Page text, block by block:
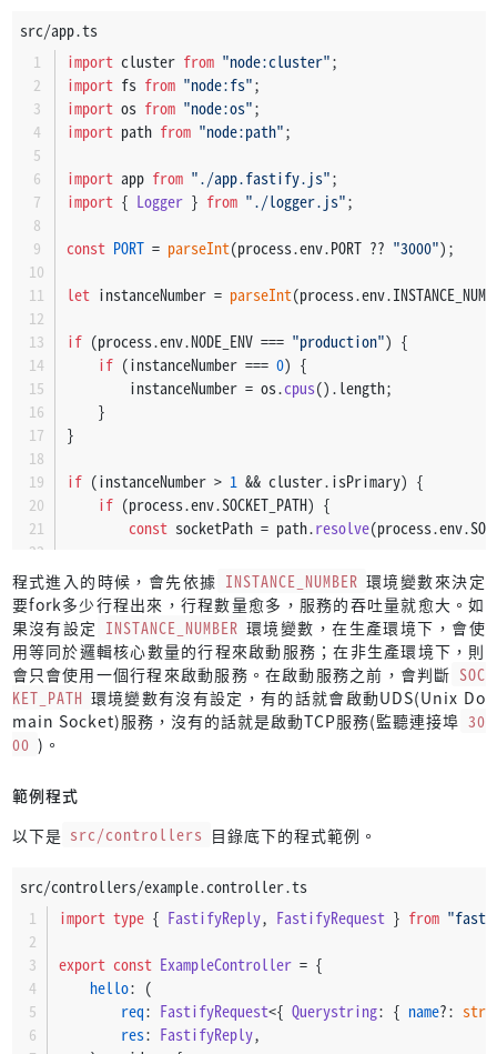
            realIP = ips[
0];
        }
    }
else if (Array.isArray
        realIP = ip[
0];
        realIP = ip;
    }
const url = req.raw.url ?? null; // should not be
const userAgent = req.headers["user-agent"] ?? "";
const statusCode = res.statusCode;
Logger.info(`${method} ${url} ${statusCode}
registerRoutes(app);
src/app.ts
import cluster from "node:cluster";
import fs from "node:fs";
import os from "node:os";
import path from "node:path";
import app from "./app.fastify.js";
import { Logger } from "./logger.js";
const PORT = parseInt(process.env.PORT ?? "3000");
let instanceNumber = parseInt(process.env.
if (process.env.NODE_ENV === "production") {
if (instanceNumber === 0) {
        instanceNumber = os.
cpus(). length;
    }
}
if (instanceNumber > 1 && cluster. isPrimary) {
if (process.env.SOCKET_PATH) {
const socketPath = path.resolve(process.env.
let stat;
try {
            stat = fs.
statSync(socketPath);
        }
catch (_err) {
// do nothing
        }
                    fs.
unlinkSync(socketPath);
Logger
error
                }
            }
else {
`${socketPath}
                );
                process.
exit 1);
            }
程式進入的時候，會先依據 INSTANCE_NUMBER 環境變數來決定
要fork多少行程出來，行程數量愈多，服務的吞吐量就愈大。如
果沒有設定 INSTANCE_NUMBER 環境變數，在生產環境下，會使
用等同於邏輯核心數量的行程來啟動服務；在非生產環境下，則
會只會使用一個行程來啟動服務。在啟動服務之前，會判斷 SOC
KET_PATH 環境變數有沒有設定，有的話就會啟動UDS(Unix Do
main Socket)服務，沒有的話就是啟動TCP服務(監聽連接埠 30
00 )。
範例程式
以下是 src/controllers 目錄底下的程式範例。
src/controllers/example.controller.ts
import type { FastifyReply, FastifyRequest } from
export const ExampleController = {
hello: (
req: FastifyRequest<{ Querystring: { name?:
res: FastifyReply,